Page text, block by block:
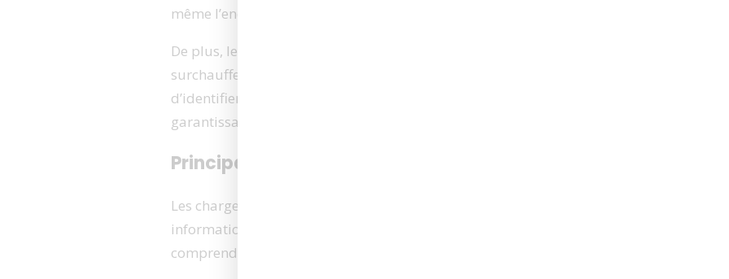
même l’endommager de manière irréversible.
De plus, les voyants lumineux peuvent alerter les utilisateurs sur des problèmes
surchauffe ou une défaillance de la batterie. Connaître la signification de chaque
d’identifier rapidement ces problèmes et de prendre les mesures appropriées pour y
garantissant ainsi la sécurité et le bon fonctionnement de l’équipement.
Principales couleurs de voyants des chargeurs
Les chargeurs Makita utilisent principalement deux couleurs de voyants pour
informations : le rouge et le vert. Chaque couleur a une signification distincte, et il est
comprendre pour utiliser efficacement votre chargeur.